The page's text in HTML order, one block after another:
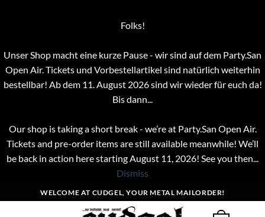
Folks!
Unser Shop macht eine kurze Pause - wir sind auf dem Party.San
Open Air. Tickets und Vorbestellartikel sind natürlich weiterhin
bestellbar! Ab dem 11. August 2026 sind wir wieder für euch da!
Bis dann...
Our shop is taking a short break - we’re at Party.San Open Air.
Tickets and pre-order items are still available meanwhile! We’ll
be back in action here starting August 11, 2026! See you then...
Dismiss
to
WELCOME AT CUDGEL, YOUR METAL MAILORDER!